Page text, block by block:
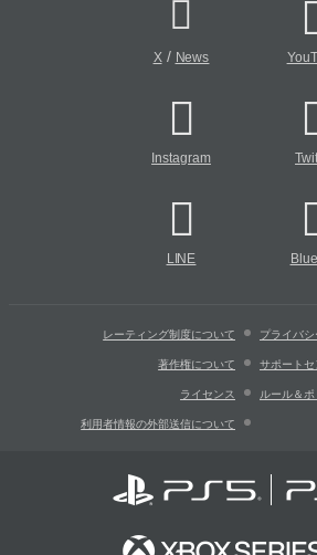
X/ News
Instagram
LINE
レーティング制度について プライバ
著作権について サポートセ
ライセンス ルール＆ポ
利用者情報の外部送信について